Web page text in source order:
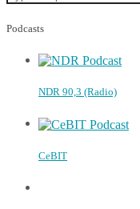
Podcasts
NDR 90,3 (Radio)
CeBIT